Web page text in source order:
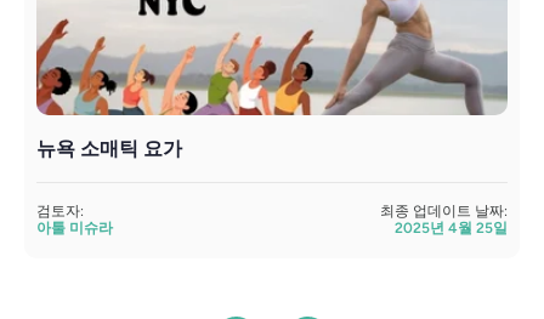
뉴욕 소매틱 요가
검토자:
아툴 미슈라
최종 업데이트 날짜:
2025년 4월 25일